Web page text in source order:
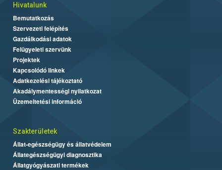
Hivatalunk
Bemutatkozás
Szervezeti felépítés
Gazdálkodási adatok
Felügyeleti szervünk
Projektek
Kapcsolódó linkek
Adatkezelési tájékoztató
Akadálymentességi nyilatkozat
Üzemeltetési információ
Szakterületek
Állat-egészségügy és állatvédelem
Állategészségügyi diagnosztika
Állatgyógyászati termékek